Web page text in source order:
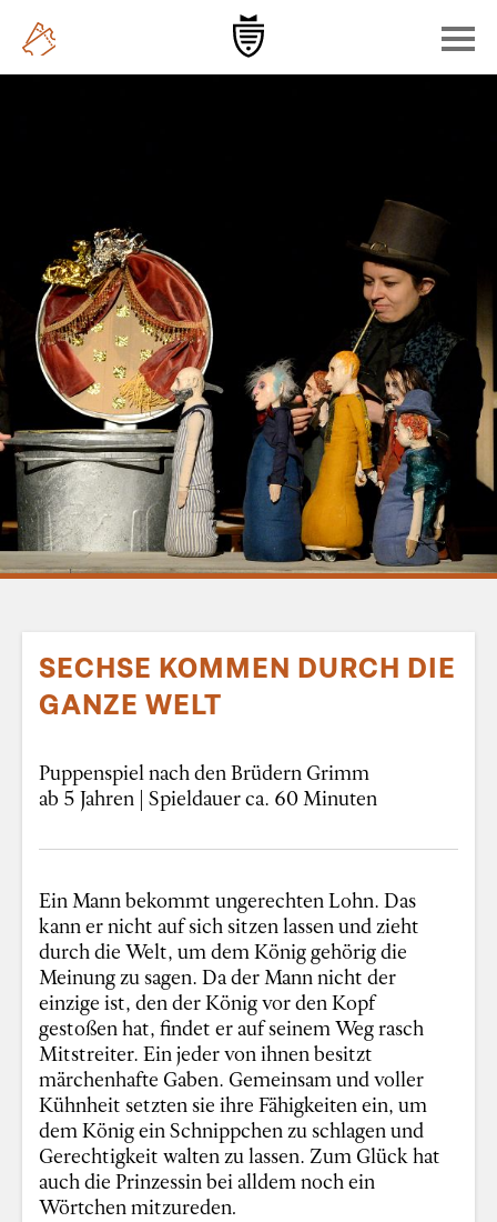
SECHSE KOMMEN DURCH DIE
GANZE WELT
Puppenspiel nach den Brüdern Grimm
ab 5 Jahren | Spieldauer ca. 60 Minuten
Ein Mann bekommt ungerechten Lohn. Das
kann er nicht auf sich sitzen lassen und zieht
durch die Welt, um dem König gehörig die
Meinung zu sagen. Da der Mann nicht der
einzige ist, den der König vor den Kopf
gestoßen hat, findet er auf seinem Weg rasch
Mitstreiter. Ein jeder von ihnen besitzt
märchenhafte Gaben. Gemeinsam und voller
Kühnheit setzten sie ihre Fähigkeiten ein, um
dem König ein Schnippchen zu schlagen und
Gerechtigkeit walten zu lassen. Zum Glück hat
auch die Prinzessin bei alldem noch ein
Wörtchen mitzureden.